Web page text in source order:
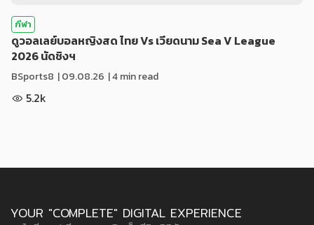
กีฬา
ดูวอลเลย์บอลหญิงสด ไทย Vs เวียดนาม Sea V League
2026 นัดชิงฯ
BSports8 |09.08.26 | 4 min read
5.2k
YOUR "COMPLETE" DIGITAL EXPERIENCE